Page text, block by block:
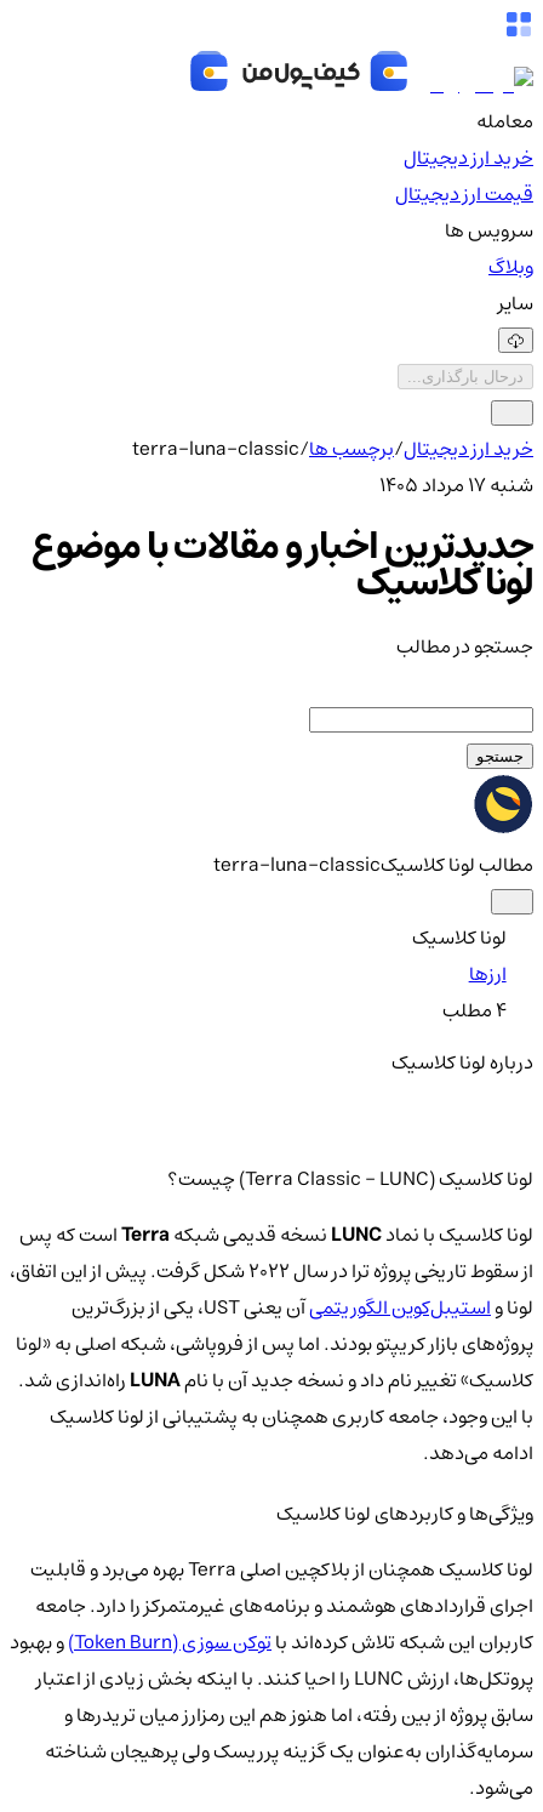
معامله
خرید ارز دیجیتال
قیمت ارز دیجیتال
سرویس ها
وبلاگ
سایر
درحال بارگذاری...
خرید ارز دیجیتال/برچسب ها/
terra-luna-classic
شنبه ۱۷ مرداد ۱۴۰۵
جدیدترین اخبار و مقالات با موضوع
لونا کلاسیک
جستجو در مطالب
جستجو
مطالب لونا کلاسیکterra-luna-classic
لونا کلاسیک
ارزها
4مطلب
درباره لونا کلاسیک
لونا کلاسیک (Terra Classic - LUNC) چیست؟
لونا کلاسیک با نمادLUNCنسخه قدیمی شبکهTerraاست که پس
از سقوط تاریخی پروژه ترا در سال ۲۰۲۲ شکل گرفت. پیش از این اتفاق،
لونا واستیبل‌کوین الگوریتمی
آن یعنی UST، یکی از بزرگ‌ترین
پروژه‌های بازار کریپتو بودند. اما پس از فروپاشی، شبکه اصلی به «لونا
کلاسیک» تغییر نام داد و نسخه جدید آن با نامLUNAراه‌اندازی شد.
با این وجود، جامعه کاربری همچنان به پشتیبانی از لونا کلاسیک
ادامه می‌دهد.
ویژگی‌ها و کاربردهای لونا کلاسیک
لونا کلاسیک همچنان از بلاکچین اصلی Terra بهره می‌برد و قابلیت
اجرای قراردادهای هوشمند و برنامه‌های غیرمتمرکز را دارد. جامعه
کاربران این شبکه تلاش کرده‌اند باتوکن سوزی (Token Burn)
و بهبود
پروتکل‌ها، ارزش LUNC را احیا کنند. با اینکه بخش زیادی از اعتبار
سابق پروژه از بین رفته، اما هنوز هم این رمزارز میان تریدرها و
سرمایه‌گذاران به‌عنوان یک گزینه پرریسک ولی پرهیجان شناخته
می‌شود.